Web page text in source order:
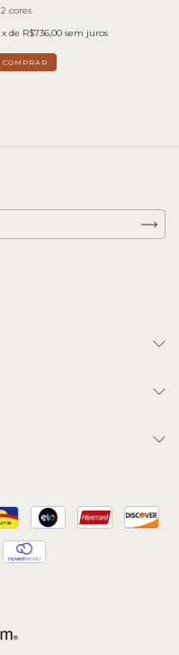
2 cores
x de R$736,00 sem juros
COMPRAR